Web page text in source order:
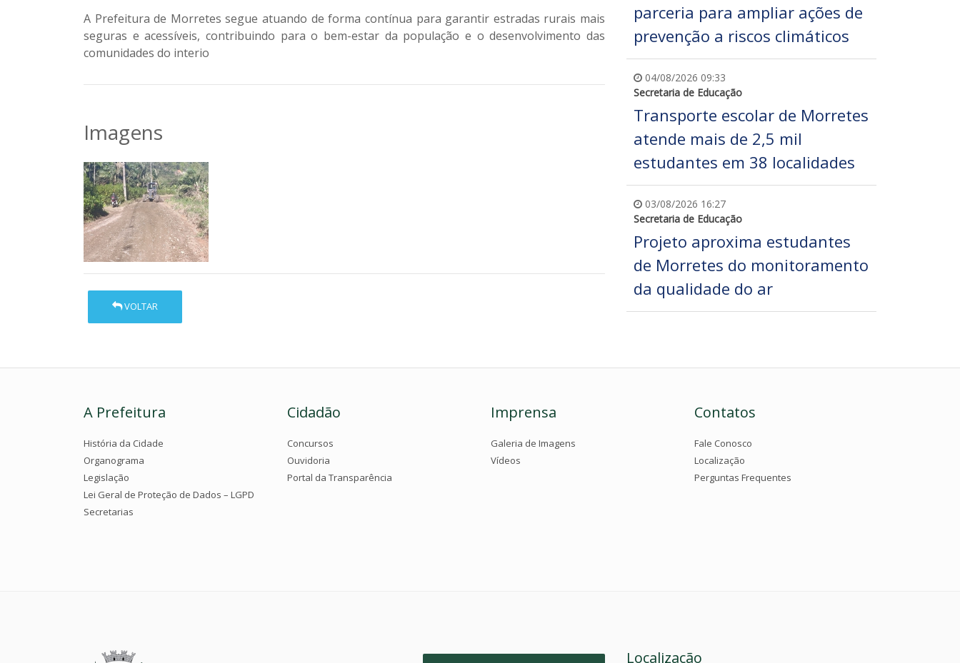
A Prefeitura de Morretes segue atuando de forma contínua para garantir estradas rurais mais
seguras e acessíveis, contribuindo para o bem-estar da população e o desenvolvimento das
comunidades do interio
Imagens
VOLTAR
parceria para ampliar ações de
prevenção a riscos climáticos
04/08/2026 09:33
Secretaria de Educação
Transporte escolar de Morretes
atende mais de 2,5 mil
estudantes em 38 localidades
03/08/2026 16:27
Secretaria de Educação
Projeto aproxima estudantes
de Morretes do monitoramento
da qualidade do ar
A Prefeitura
História da Cidade
Organograma
Legislação
Lei Geral de Proteção de Dados – LGPD
Secretarias
Cidadão
Concursos
Ouvidoria
Portal da Transparência
Imprensa
Galeria de Imagens
Vídeos
Contatos
Fale Conosco
Localização
Perguntas Frequentes
Localização